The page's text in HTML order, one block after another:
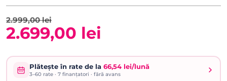
2.999,00lei
inițial
2.699,00 lei
curentPlătește în rate de la 66,54 lei/lună
3–60rate · 7finanțatori · fără avans